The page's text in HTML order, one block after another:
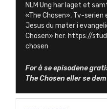
NLM Ung har laget et
«The Chosen», Tv-
Jesus du møter i
Chosen» her: https://
chosen
For å se episodene
The Chosen eller se